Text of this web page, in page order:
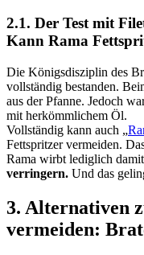
2.1. Der Test mit
Kann Rama
Die Königsdisziplin des
vollständig bestanden.
aus der Pfanne. Jedoch
mit herkömmlichem Öl.
Vollständig kann auch „
Fettspritzer vermeiden.
Rama wirbt lediglich
verringern. Und das
3. Alternativen
vermeiden: